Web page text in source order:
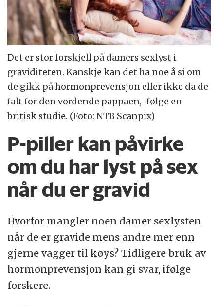
Det er stor forskjell på damers sexlyst i
graviditeten. Kanskje kan det ha noe å si om
de gikk på hormonprevensjon eller ikke da de
falt for den vordende pappaen, ifølge en
britisk studie. (Foto: NTB Scanpix)
P-piller kan påvirke
om du har lyst på sex
når du er gravid
Hvorfor mangler noen damer sexlysten
når de er gravide mens andre mer enn
gjerne vagger til køys? Tidligere bruk av
hormonprevensjon kan gi svar, ifølge
forskere.